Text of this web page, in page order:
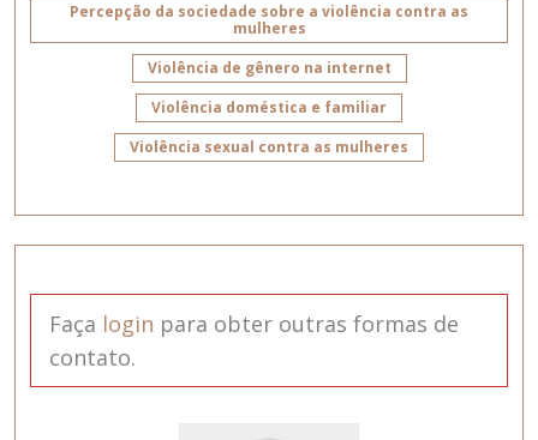
Percepção da sociedade sobre a violência contra as
mulheres
Violência de gênero na internet
Violência doméstica e familiar
Violência sexual contra as mulheres
Faça login para obter outras formas de
contato.